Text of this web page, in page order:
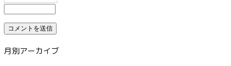
月別アーカイブ